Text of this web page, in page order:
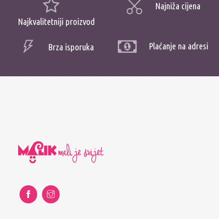
Najkvalitetniji proizvod
Najniža cijena
Brza isporuka Plaćanje na adresi